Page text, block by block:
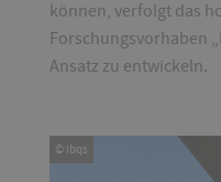
können, verfolgt das
Forschungsvorhaben
Ansatz zu entwickeln.
© ibqs